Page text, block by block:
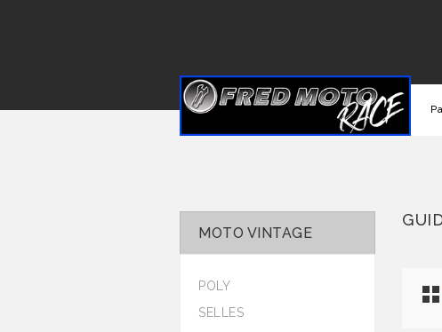
MOTO VINTAGE
POLY
SELLES